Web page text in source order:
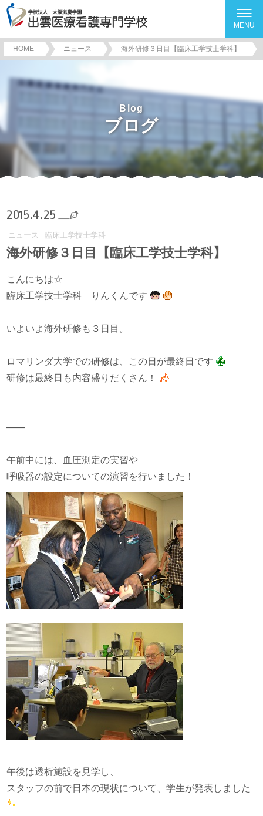
MENU
HOME ニュース 海外研修３日目【臨床工学技士学科】
Blog
ブログ
2015.4.25
ニュース 臨床工学技士学科
海外研修３日目【臨床工学技士学科】
こんにちは☆
臨床工学技士学科 りんくんです
いよいよ海外研修も３日目。
ロマリンダ大学での研修は、この日が最終日です
研修は最終日も内容盛りだくさん！
——
午前中には、血圧測定の実習や
呼吸器の設定についての演習を行いました！
午後は透析施設を見学し、
スタッフの前で日本の現状について、学生が発表しました